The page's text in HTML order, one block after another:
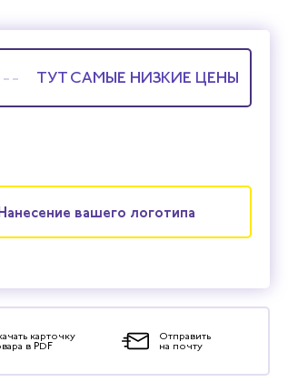
ТУТ САМЫЕ НИЗКИЕ ЦЕНЫ
вашего логотипа
карточку
в PDF
Отправить
на почту